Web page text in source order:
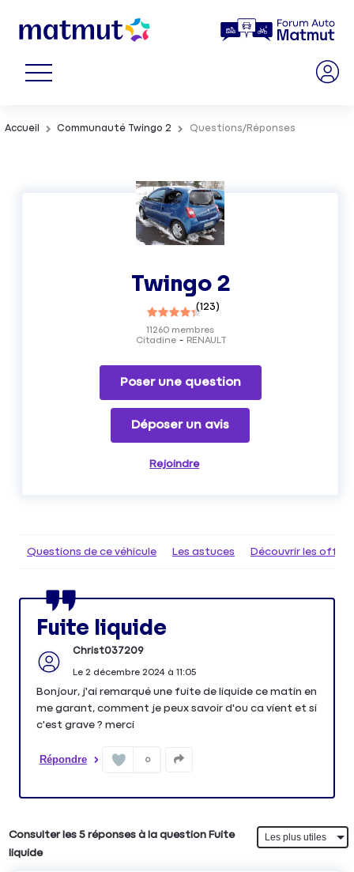
Accueil Communauté Twingo 2 Questions/Réponses
Twingo 2
(123)
Citadine RENAULT
11260 membres
Poser une question
Déposer un avis
Rejoindre
Questions de ce véhicule Les astuces Découvrir les
Fuite liquide
Christ037209
Le 2 décembre 2024à 11:05
Bonjour, j'ai remarqué une fuite de liquide ce matin en
me garant, comment je peux savoir d'ou ca vient et si
c'est grave ? merci
Répondre 0
Consulter les 5 réponses à la question Fuite
liquide